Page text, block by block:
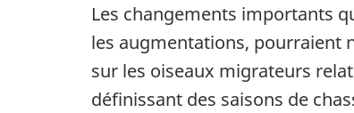
Les changements importants
les augmentations, pourraient
sur les oiseaux migrateurs
définissant des saisons de